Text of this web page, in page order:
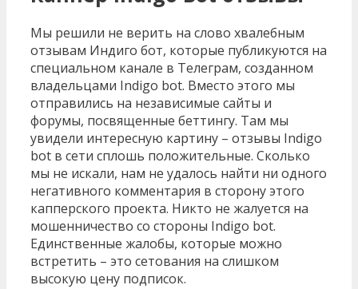
Мы решили не верить на слово хвалебным
отзывам Индиго бот, которые публикуются на
специальном канале в Телеграм, созданном
владельцами Indigo bot. Вместо этого мы
отправились на независимые сайты и
форумы, посвященные беттингу. Там мы
увидели интересную картину – отзывы Indigo
bot в сети сплошь положительные. Сколько
мы не искали, нам не удалось найти ни одного
негативного комментария в сторону этого
капперского проекта. Никто не жалуется на
мошенничество со стороны Indigo bot.
Единственные жалобы, которые можно
встретить – это сетования на слишком
высокую цену подписок.